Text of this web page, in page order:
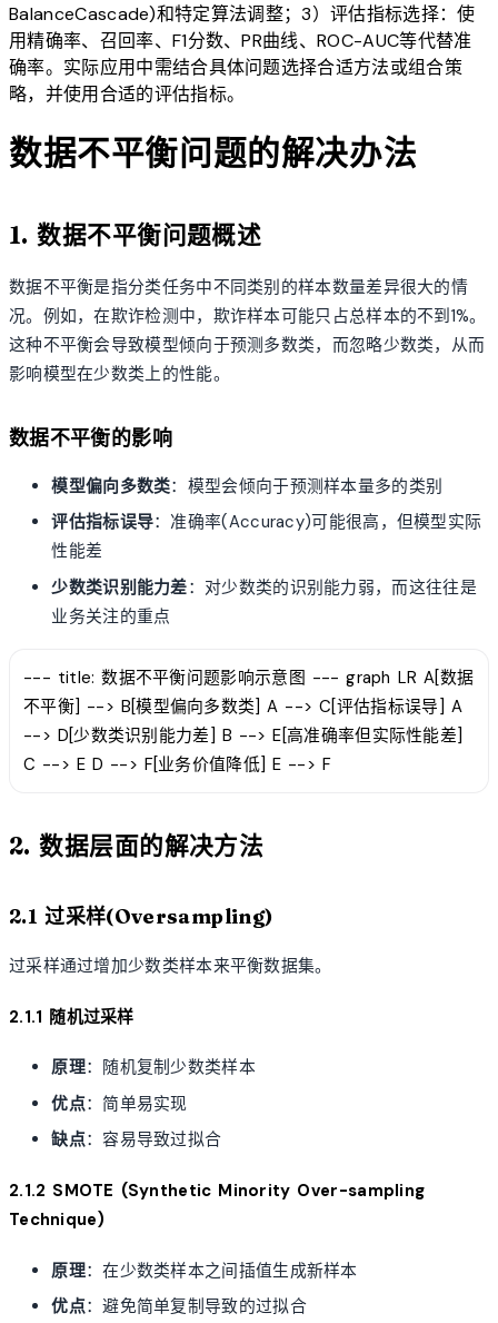
BalanceCascade)和特定算法调整；3）评估指标选择：使
用精确率、召回率、F1分数、PR曲线、ROC-AUC等代替准
确率。实际应用中需结合具体问题选择合适方法或组合策
略，并使用合适的评估指标。
数据不平衡问题的解决办法
1. 数据不平衡问题概述
数据不平衡是指分类任务中不同类别的样本数量差异很大的情
况。例如，在欺诈检测中，欺诈样本可能只占总样本的不到1%。
这种不平衡会导致模型倾向于预测多数类，而忽略少数类，从而
影响模型在少数类上的性能。
数据不平衡的影响
模型偏向多数类：模型会倾向于预测样本量多的类别
评估指标误导：准确率(Accuracy)可能很高，但模型实际
性能差
少数类识别能力差：对少数类的识别能力弱，而这往往是
业务关注的重点
--- title: 数据不平衡问题影响示意图 --- graph LR A[数据
不平衡] --> B[模型偏向多数类] A --> C[评估指标误导] A
--> D[少数类识别能力差] B --> E[高准确率但实际性能差]
C --> E D --> F[业务价值降低] E --> F
2. 数据层面的解决方法
2.1 过采样(Oversampling)
过采样通过增加少数类样本来平衡数据集。
2.1.1 随机过采样
原理：随机复制少数类样本
优点：简单易实现
缺点：容易导致过拟合
2.1.2 SMOTE (Synthetic Minority Over-sampling
Technique)
原理：在少数类样本之间插值生成新样本
优点：避免简单复制导致的过拟合